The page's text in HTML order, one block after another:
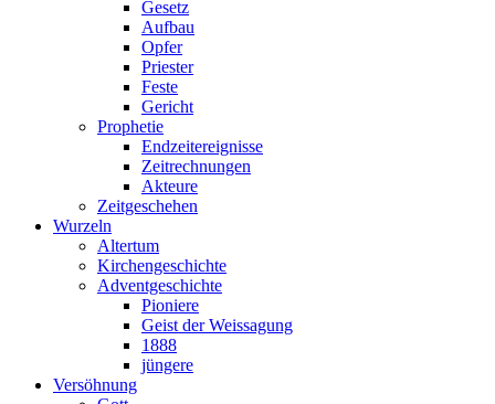
Gesetz
Aufbau
Opfer
Priester
Feste
Gericht
Prophetie
Endzeitereignisse
Zeitrechnungen
Akteure
Zeitgeschehen
Wurzeln
Altertum
Kirchengeschichte
Adventgeschichte
Pioniere
Geist der Weissagung
1888
jüngere
Versöhnung